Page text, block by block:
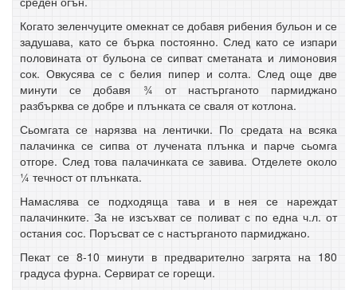
Когато зеленчуците омекнат се добавя рибения бульон и се
задушава, като се бърка постоянно. След като се изпари
половината от бульона се сипват сметаната и лимоновия
сок. Овкусява се с белия пипер и солта. След още две
минути се добавя ¾ от настърганото пармиджано
разбърква се добре и плънката се сваля от котлона.
Сьомгата се нарязва на лентички. По средата на всяка
палачинка се сипва от лучената плънка и парче сьомга
отгоре. След това палачинката се завива. Отделете около
¼ течност от плънката.
Намаслява се подходяща тава и в нея се нареждат
палачинките. За не изсъхват се поливат с по една ч.л. от
остания сос. Поръсват се с настърганото пармиджано.
Пекат се 8-10 минути в предварително загрята на 180
градуса фурна. Сервират се горещи.